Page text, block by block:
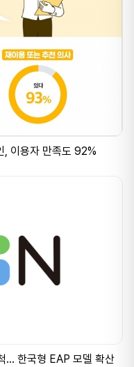
, 이용자 만족도 92%
… 한국형 EAP 모델 확산